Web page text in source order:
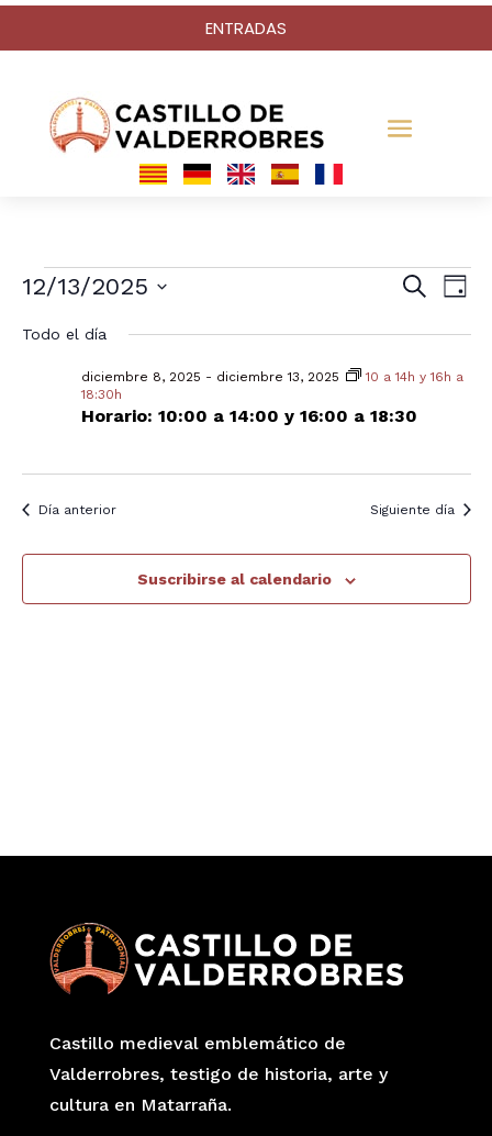
ENTRADAS
Eventos
en
diciembre
13,
de
y
Buscar
Día
12/13/2025
Todo el día
Horario: 10:00 a 14:00 y 16:00 a 18:30
diciembre 8, 2025 - diciembre 13, 2025
10 a 14h y 16h a
18:30h
Día anterior Siguiente día
Suscribirse al calendario
Castillo medieval emblemático de
Valderrobres, testigo de historia, arte y
cultura en Matarraña.